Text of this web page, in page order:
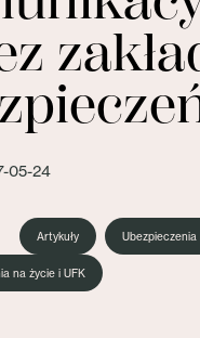
05-24
Artykuły
na życie i UFK